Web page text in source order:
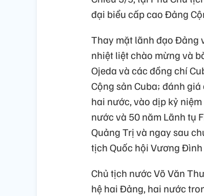
đại biểu cấp cao Đảng
Thay mặt lãnh đạo Đảng
nhiệt liệt chào mừng và
Ojeda và các đồng chí
Cộng sản Cuba; đánh
hai nước, vào dịp kỷ
nước và 50 năm Lãnh tụ
Quảng Trị và ngay sau
tịch Quốc hội Vương Đình
Chủ tịch nước Võ Văn
hệ hai Đảng, hai nước